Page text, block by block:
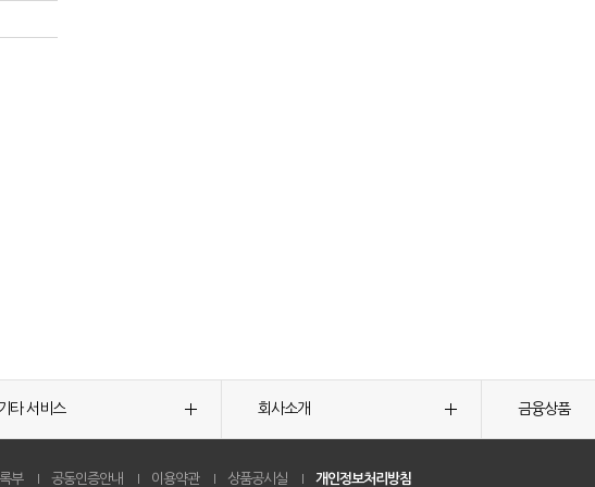
타 서비스 회사소개 금융상품
부 공동인증안내 이용약관 상품공시실 개인정보처리방침